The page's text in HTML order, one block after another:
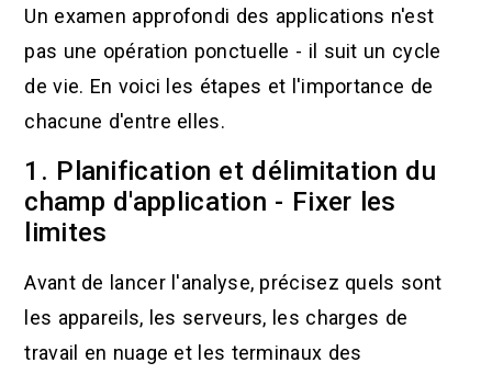
Un examen approfondi des applications n'est
pas une opération ponctuelle - il suit un cycle
de vie. En voici les étapes et l'importance de
chacune d'entre elles.
1. Planification et délimitation du
champ d'application - Fixer les
limites
Avant de lancer l'analyse, précisez quels sont
les appareils, les serveurs, les charges de
travail en nuage et les terminaux des